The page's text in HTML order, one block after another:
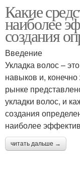
Какие
наиболее
создания
Введение
Укладка волос –
навыков и,
рынке
укладки волос, и
создания
наиболее
читать дальше →